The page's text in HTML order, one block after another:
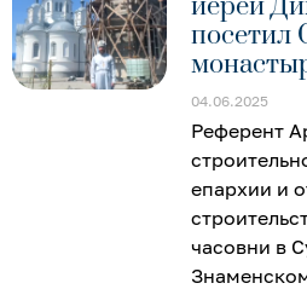
посетил
04.06.2025
Референт
епархии и
часовни в